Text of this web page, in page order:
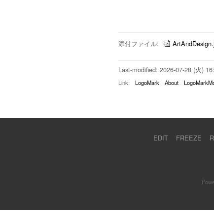
添付ファイル:
Last-modified: 2026-07-28 (火)
Link: LogoMark About
EDIT FREEZE